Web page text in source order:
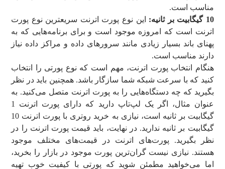
مناسب است.
10 گیگابیت بر ثانیه:
این نوع پورت اترنت سریعترین نوع پورت
اترنت است که امروزه موجود است و برای برنامه‌هایی که به
پهنای باند بسیار زیادی مانند سرورهای داده و مراکز داده نیاز
دارند مناسب است.
هنگام انتخاب پورت اترنت، مهم است که نوع پورتی را انتخاب
کنید که با سرعت شبکه شما سازگار باشد. همچنین باید در نظر
بگیرید که چه دستگاه‌هایی را به پورت اترنت متصل می‌کنید. به
عنوان مثال، اگر یک لپ‌تاپ دارید که دارای پورت اترنت 1
گیگابیت بر ثانیه است، نیازی به خرید روتری با پورت اترنت 10
گیگابیت بر ثانیه ندارید. در نهایت، باید قیمت پورت اترنت را در
نظر بگیرید. پورت‌های اترنت در قیمت‌های مختلف موجود
هستند. نیازی نیست گران‌ترین پورت موجود در بازار را بخرید،
اما می‌خواهید مطمئن شوید که پورتی با کیفیت خوب تهیه